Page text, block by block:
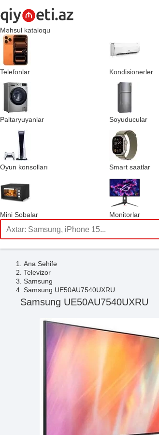
Məhsul kataloqu
Telefonlar Kondisionerler
Paltaryuyanlar Soyuducular
Oyun konsolları Smart saatlar
Mini Sobalar Monitorlar
Ana Səhifə
Televizor
Samsung
Samsung UE50AU7540UXRU
Samsung UE50AU7540UXRU